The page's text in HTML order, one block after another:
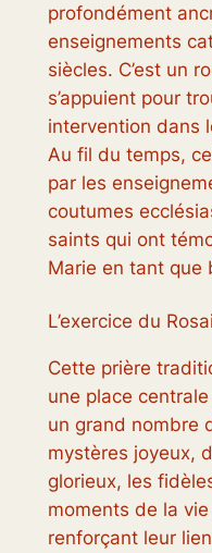
profondément
enseignements
siècles. C’est un
s’appuient pour
intervention dans
Au fil du temps,
par les
coutumes
saints qui ont
Marie en tant que
L’exercice du
Cette prière
une place
un grand nombre
mystères joyeux,
glorieux, les
moments de la
renforçant leur